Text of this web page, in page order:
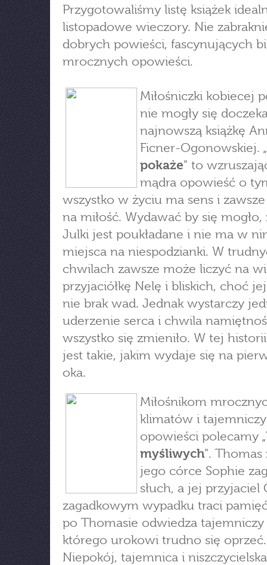
Przygotowaliśmy listę książek
listopadowe wieczory. Nie
dobrych powieści, fascynujących
mrocznych opowieści.
Miłośniczki kobiecej
nie mogły się
najnowszą książkę
Ficner-Ogonowskiej. „
pokaże" to
mądra opowieść o
wszystko w życiu ma sens i
na miłość. Wydawać by się mogło,
Julki jest poukładane i nie ma w
miejsca na niespodzianki. W
chwilach zawsze może liczyć na
przyjaciółkę Nelę i bliskich, choć
nie brak wad. Jednak wystarczy
uderzenie serca i chwila
wszystko się zmieniło. W tej
jest takie, jakim wydaje się na
oka.
Miłośnikom
klimatów i
opowieści polecamy „
myśliwych". Thomas
jego córce Sophie
słuch, a jej przyjaciel
zagadkowym wypadku traci
po Thomasie odwiedza tajemniczy
którego urokowi trudno się oprzeć.
Niepokój, tajemnica i niszczycielska